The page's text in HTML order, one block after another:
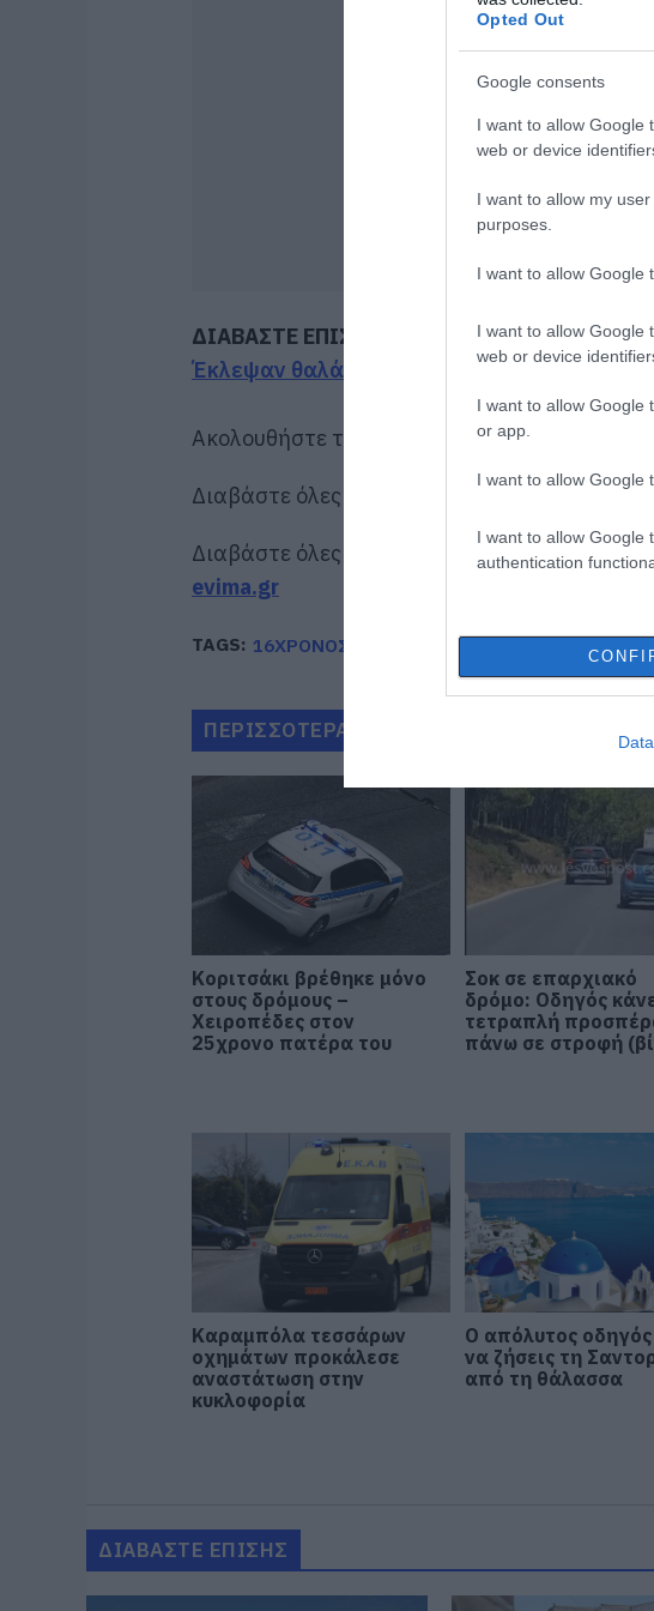
Opted Out
Google consents
I want to allow Google
web or device
I want to allow my
purposes.
I want to allow Google
I want to allow Google
web or device
I want to allow Google
or app.
I want to allow Google
I want to allow Google
authentication
ΔΙΑΒΑΣΤΕ ΕΠΙΣΗΣ
Έκλεψαν θαλάσσιο μοτοποδήλατο στο
Ακολουθήστε το evima.gr στοGoogle News
Διαβάστε όλες τις ειδήσεις για την Εύβοια
Διαβάστε όλες τις τελευταίες ειδήσειςγια
evima.gr
TAGS: 16ΧΡΟΝΟΣ ΛΟΥΤΡΑΚΙ ΠΑΤΙΝΙ
ΠΕΡΙΣΣΟΤΕΡΑ ΑΠΟ ΚΟΙΝΩΝΙΑ
Κοριτσάκι βρέθηκε μόνο
στους δρόμους –
Χειροπέδες στον
25χρονο πατέρα του
Σοκ σε επαρχιακό
δρόμο: Οδηγός
τετραπλή
πάνω σε στροφή
Καραμπόλα τεσσάρων
οχημάτων προκάλεσε
αναστάτωση στην
κυκλοφορία
Ο απόλυτος οδηγός
να ζήσεις τη
από τη θάλασσα
ΔΙΑΒΑΣΤΕ ΕΠΙΣΗΣ